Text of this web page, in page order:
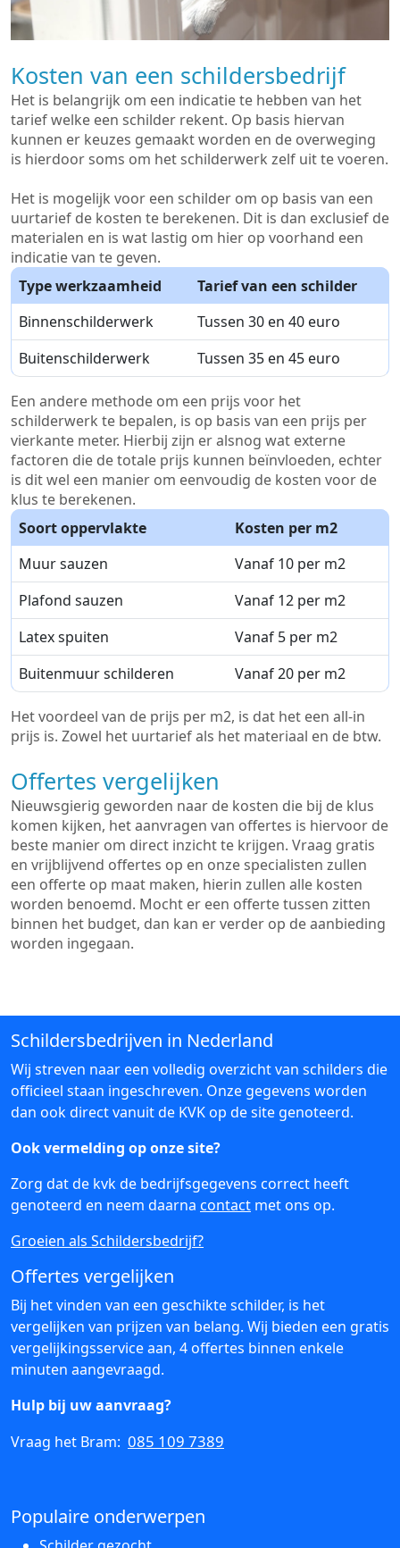
Kosten van een schildersbedrijf
Het is belangrijk om een indicatie te hebben van het
tarief welke een schilder rekent. Op basis hiervan
kunnen er keuzes gemaakt worden en de overweging
is hierdoor soms om het schilderwerk zelf uit te voeren.
Het is mogelijk voor een schilder om op basis van een
uurtarief de kosten te berekenen. Dit is dan exclusief de
materialen en is wat lastig om hier op voorhand een
indicatie van te geven.
Type werkzaamheid
Tarief van een schilder
Binnenschilderwerk
Tussen 30 en 40 euro
Buitenschilderwerk
Tussen 35 en 45 euro
Een andere methode om een prijs voor het
schilderwerk te bepalen, is op basis van een prijs per
vierkante meter. Hierbij zijn er alsnog wat externe
factoren die de totale prijs kunnen beïnvloeden, echter
is dit wel een manier om eenvoudig de kosten voor de
klus te berekenen.
Soort oppervlakte
Kosten per m2
Muur sauzen
Vanaf 10 per m2
Plafond sauzen
Vanaf 12 per m2
Latex spuiten
Vanaf 5 per m2
Buitenmuur schilderen
Vanaf 20 per m2
Het voordeel van de prijs per m2, is dat het een all-in
prijs is. Zowel het uurtarief als het materiaal en de btw.
Offertes vergelijken
Nieuwsgierig geworden naar de kosten die bij de klus
komen kijken, het aanvragen van offertes is hiervoor de
beste manier om direct inzicht te krijgen. Vraag gratis
en vrijblijvend offertes op en onze specialisten zullen
een offerte op maat maken, hierin zullen alle kosten
worden benoemd. Mocht er een offerte tussen zitten
binnen het budget, dan kan er verder op de aanbieding
worden ingegaan.
Schildersbedrijven in Nederland
Wij streven naar een volledig overzicht van schilders die
officieel staan ingeschreven. Onze gegevens worden
dan ook direct vanuit de KVK op de site genoteerd.
Ook vermelding op onze site?
Zorg dat de kvk de bedrijfsgegevens correct heeft
genoteerd en neem daarna contact met ons op.
Groeien als Schildersbedrijf?
Offertes vergelijken
Bij het vinden van een geschikte schilder, is het
vergelijken van prijzen van belang. Wij bieden een gratis
vergelijkingsservice aan, 4 offertes binnen enkele
minuten aangevraagd.
Hulp bij uw aanvraag?
Vraag het Bram: 085 109 7389
Populaire onderwerpen